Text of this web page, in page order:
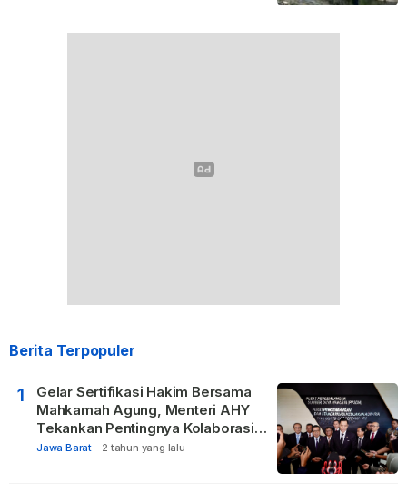
Berita Terpopuler
1
Gelar Sertifikasi Hakim Bersama
Mahkamah Agung, Menteri AHY
Tekankan Pentingnya Kolaborasi
untuk Hadirkan Keadilan bagi
Jawa Barat - 2 tahun yang lalu